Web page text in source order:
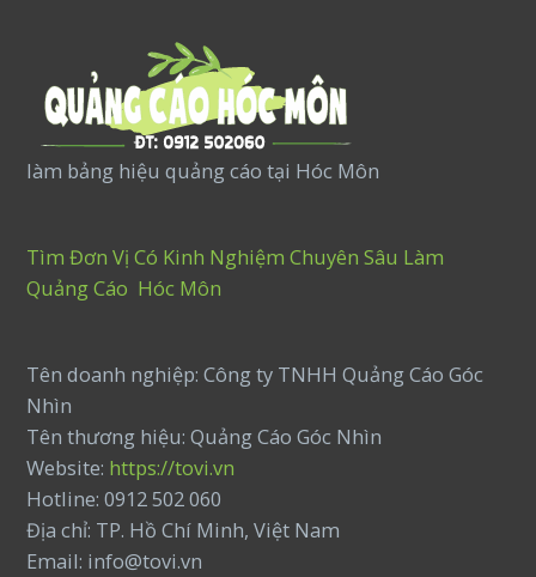
làm bảng hiệu quảng cáo tại Hóc Môn
Tìm Đơn Vị Có Kinh Nghiệm Chuyên Sâu Làm
Quảng Cáo Hóc Môn
Tên doanh nghiệp: Công ty TNHH Quảng Cáo Góc
Nhìn
Tên thương hiệu: Quảng Cáo Góc Nhìn
Website: https://tovi.vn
Hotline: 0912 502 060
Địa chỉ: TP. Hồ Chí Minh, Việt Nam
Email: info@tovi.vn